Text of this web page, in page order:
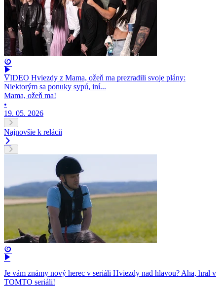
VIDEO Hviezdy z Mama, ožeň ma prezradili svoje plány:
Niektorým sa ponuky sypú, iní...
Mama, ožeň ma!
•
19. 05. 2026
Najnovšie k relácii
Je vám známy nový herec v seriáli Hviezdy nad hlavou? Aha, hral v
TOMTO seriáli!